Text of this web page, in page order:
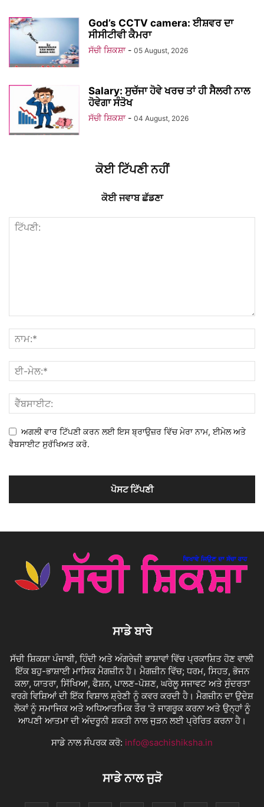
God’s CCTV camera: ਈਸ਼ਵਰ ਦਾ
ਸੀਸੀਟੀਵੀ ਕੈਮਰਾ
ਸੱਚੀ ਸ਼ਿਕਸ਼ਾ - 05 August, 2026
Salary: ਸੁਚੱਜਾ ਹੋਵੇ ਖਰਚ ਤਾਂ ਹੀ ਸੈਲਰੀ ਨਾਲ
ਹੋਵੇਗਾ ਸੰਤੋਖ
ਸੱਚੀ ਸ਼ਿਕਸ਼ਾ - 04 August, 2026
ਕੋਈ ਟਿੱਪਣੀ ਨਹੀਂ
ਕੋਈ ਜਵਾਬ ਛੱਡਣਾ
ਅਗਲੀ ਵਾਰ ਟਿੱਪਣੀ ਕਰਨ ਲਈ ਇਸ ਬ੍ਰਾਉਜ਼ਰ ਵਿੱਚ ਮੇਰਾ ਨਾਮ, ਈਮੇਲ ਅਤੇ
ਵੈਬਸਾਈਟ ਸੁਰੱਖਿਅਤ ਕਰੋ.
ਸਾਡੇ ਬਾਰੇ
ਸੱਚੀ ਸ਼ਿਕਸ਼ਾ ਪੰਜਾਬੀ, ਹਿੰਦੀ ਅਤੇ ਅੰਗਰੇਜ਼ੀ ਭਾਸ਼ਾਵਾਂ ਵਿੱਚ ਪ੍ਰਕਾਸ਼ਿਤ ਹੋਣ ਵਾਲੀ
ਇੱਕ ਬਹੁ-ਭਾਸ਼ਾਈ ਮਾਸਿਕ ਮੈਗਜ਼ੀਨ ਹੈ। ਮੈਗਜ਼ੀਨ ਵਿੱਚ; ਧਰਮ, ਸਿਹਤ, ਭੋਜਨ
ਕਲਾ, ਯਾਤਰਾ, ਸਿੱਖਿਆ, ਫੈਸ਼ਨ, ਪਾਲਣ-ਪੋਸ਼ਣ, ਘਰੇਲੂ ਸਜਾਵਟ ਅਤੇ ਸੁੰਦਰਤਾ
ਵਰਗੇ ਵਿਸ਼ਿਆਂ ਦੀ ਇੱਕ ਵਿਸ਼ਾਲ ਸ਼੍ਰੇਣੀ ਨੂੰ ਕਵਰ ਕਰਦੀ ਹੈ। ਮੈਗਜ਼ੀਨ ਦਾ ਉਦੇਸ਼
ਲੋਕਾਂ ਨੂੰ ਸਮਾਜਿਕ ਅਤੇ ਅਧਿਆਤਮਿਕ ਤੌਰ 'ਤੇ ਜਾਗਰੂਕ ਕਰਨਾ ਅਤੇ ਉਨ੍ਹਾਂ ਨੂੰ
ਆਪਣੀ ਆਤਮਾ ਦੀ ਅੰਦਰੂਨੀ ਸ਼ਕਤੀ ਨਾਲ ਜੁੜਨ ਲਈ ਪ੍ਰੇਰਿਤ ਕਰਨਾ ਹੈ।
ਸਾਡੇ ਨਾਲ ਸੰਪਰਕ ਕਰੋ: info@sachishiksha.in
ਸਾਡੇ ਨਾਲ ਜੁੜੋ